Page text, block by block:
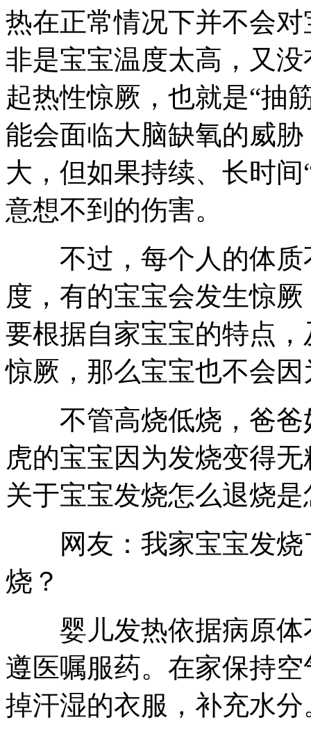
热在正常情况下并不会
非是宝宝温度太高，又
起热性惊厥，也就是“抽
能会面临大脑缺氧的威
大，但如果持续、长时
意想不到的伤害。
不过，每个人的体质
度，有的宝宝会发生惊
要根据自家宝宝的特点
惊厥，那么宝宝也不会
不管高烧低烧，爸爸
虎的宝宝因为发烧变得
关于宝宝发烧怎么退烧
网友：我家宝宝发烧
烧？
婴儿发热依据病原体
遵医嘱服药。在家保持
掉汗湿的衣服，补充水